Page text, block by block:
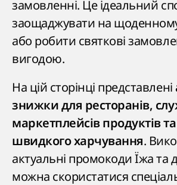
замовленні. Це ідеальний
заощаджувати на
або робити святкові
вигодою.
На цій сторінці представлені
знижки для ресторанів,
маркетплейсів продуктів та
швидкого харчування.
актуальні промокоди Їжа та
можна скористатися